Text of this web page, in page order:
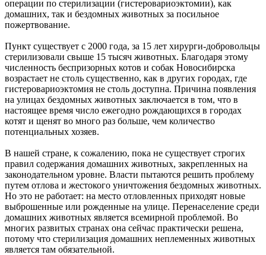
операции по стерилизации (гистеровариоэктомии), как
домашних, так и бездомных животных за посильное
пожертвование.
Пункт существует с 2000 года, за 15 лет хирурги-добровольцы
стерилизовали свыше 15 тысяч животных. Благодаря этому
численность беспризорных котов и собак Новосибирска
возрастает не столь существенно, как в других городах, где
гистеровариоэктомия не столь доступна. Причина появления
на улицах бездомных животных заключается в том, что в
настоящее время число ежегодно рождающихся в городах
котят и щенят во много раз больше, чем количество
потенциальных хозяев.
В нашей стране, к сожалению, пока не существует строгих
правил содержания домашних животных, закрепленных на
законодательном уровне. Власти пытаются решить проблему
путем отлова и жестокого уничтожения бездомных животных.
Но это не работает: на место отловленных приходят новые
выброшенные или рожденные на улице. Перенаселение среди
домашних животных является всемирной проблемой. Во
многих развитых странах она сейчас практически решена,
потому что стерилизация домашних неплеменных животных
является там обязательной.